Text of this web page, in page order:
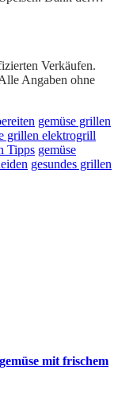
Verkäufen.
Angaben ohne
gemüse grillen
grillen elektrogrill
Tipps gemüse
gesundes grillen
mit frischem